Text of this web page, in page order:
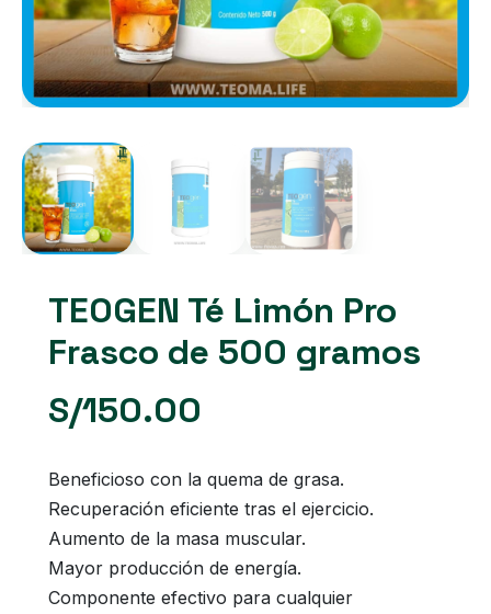
TEOGEN Té Limón Pro
Frasco de 500 gramos
S/150.00
Beneficioso con la quema de grasa.
Recuperación eficiente tras el ejercicio.
Aumento de la masa muscular.
Mayor producción de energía.
Componente efectivo para cualquier